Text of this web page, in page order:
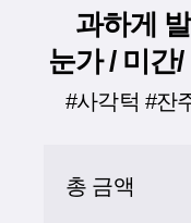
과하게
눈가 / 미간
#사각턱 #잔
총 금액